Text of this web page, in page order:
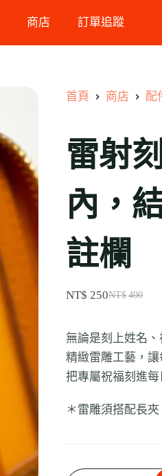
商店 訂單追蹤
首頁 商店 配
雷射
內，
註欄
NT$ 400
NT$ 250
無論是刻上姓名
精緻雷雕工藝，
把專屬祝福刻進每
＊雷雕須搭配長